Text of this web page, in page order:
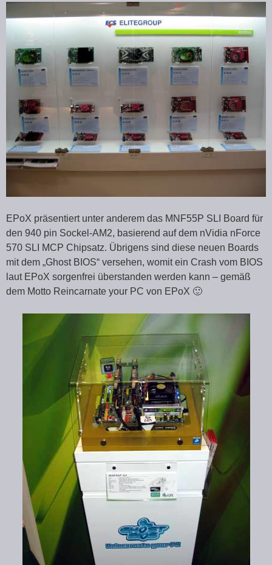
EPoX präsentiert unter anderem das MNF55P SLI Board für
den 940 pin Sockel-AM2, basierend auf dem nVidia nForce
570 SLI MCP Chipsatz. Übrigens sind diese neuen Boards
mit dem „Ghost BIOS“ versehen, womit ein Crash vom BIOS
laut EPoX sorgenfrei überstanden werden kann – gemäß
dem Motto Reincarnate your PC von EPoX 🙂